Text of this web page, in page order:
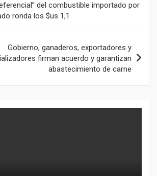
del combustible importado por
ronda los $us 1,1
Gobierno, ganaderos, exportadores y
firman acuerdo y garantizan
abastecimiento de carne